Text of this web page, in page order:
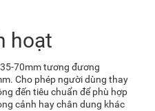
hoạt
70mm tương đương
Cho phép người dùng thay
đến tiêu chuẩn để phù hợp
cảnh hay chân dung khác